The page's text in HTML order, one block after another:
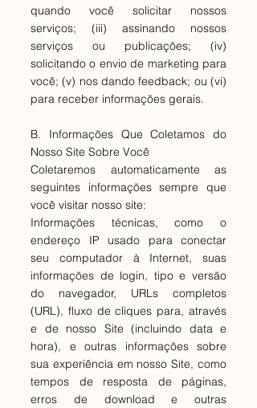
quando você solicitar nossos
serviços; (iii) assinando nossos
serviços ou publicações; (iv)
solicitando o envio de marketing para
você; (v) nos dando feedback; ou (vi)
para receber informações gerais.
B. Informações Que Coletamos do
Nosso Site Sobre Você
Coletaremos automaticamente as
seguintes informações sempre que
você visitar nosso site:
Informações técnicas, como o
endereço IP usado para conectar
seu computador à Internet, suas
informações de login, tipo e versão
do navegador, URLs completos
(URL), fluxo de cliques para, através
e de nosso Site (incluindo data e
hora), e outras informações sobre
sua experiência em nosso Site, como
tempos de resposta de páginas,
erros de download e outras